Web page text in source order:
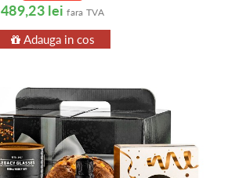
489,23 lei fara TVA
Adauga in cos